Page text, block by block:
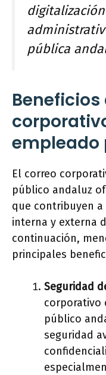
pública
empleado
El correo
público andaluz
que contribuyen
interna y externa
continuación,
principales
Seguridad
corporativo
público
seguridad